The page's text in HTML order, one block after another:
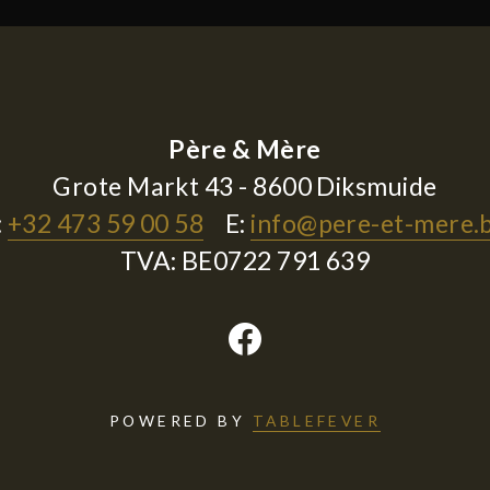
Père & Mère
Grote Markt 43 - 8600 Diksmuide
+32 473 59 00 58 E: info@pere-et-
TVA: BE0722 791 639
POWERED BY TABLEFEVER